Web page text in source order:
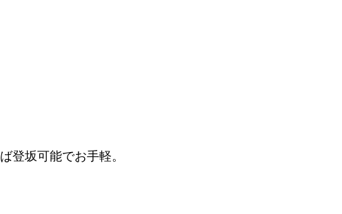
登坂可能でお手軽。